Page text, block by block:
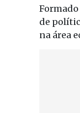
de
na área